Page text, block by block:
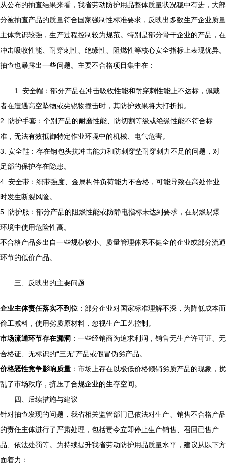
从公布的抽查结果来看，我省劳动防护用品整体质量状况稳中有进，大部
分被抽查产品的质量符合国家强制性标准要求，反映出多数生产企业质量
主体意识较强，生产过程控制较为规范。特别是部分骨干企业的产品，在
冲击吸收性能、耐穿刺性、绝缘性、阻燃性等核心安全指标上表现优异。
抽查也暴露出一些问题。主要不合格项目集中在：
1. 安全帽：部分产品在冲击吸收性能和耐穿刺性能上不达标，佩戴
者在遭遇高空坠物或尖锐物撞击时，其防护效果将大打折扣。
2. 防护手套：个别产品的耐磨性能、防切割等级或绝缘性能不符合标
准，无法有效抵御特定作业环境中的机械、电气危害。
3. 安全鞋：存在钢包头抗冲击能力和防刺穿垫耐穿刺力不足的问题，对
足部的保护存在隐患。
4. 安全带：织带强度、金属构件负荷能力不合格，可能导致在高处作业
时发生断裂风险。
5. 防护服：部分产品的阻燃性能或防静电指标未达到要求，在易燃易爆
环境中使用危险性高。
不合格产品多出自一些规模较小、质量管理体系不健全的企业或部分流通
环节的低价产品。
三、反映出的主要问题
企业主体责任落实不到位 ：部分企业对国家标准理解不深，为降低成本而
偷工减料，使用劣质原材料，忽视生产工艺控制。
市场流通环节存在漏洞 ：一些经销商为追求利润，销售无生产许可证、无
合格证、无标识的“三无”产品或假冒伪劣产品。
价格恶性竞争影响质量 ：市场上存在以极低价格倾销劣质产品的现象，扰
乱了市场秩序，挤压了合规企业的生存空间。
四、后续措施与建议
针对抽查发现的问题，我省相关监管部门已依法对生产、销售不合格产品
的责任主体进行了严肃处理，包括责令立即停止生产销售、召回已售产
品、依法处罚等。为持续提升我省劳动防护用品质量水平，建议从以下方
面着力：